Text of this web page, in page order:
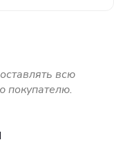
(в т. ч. в
Железо: 15 мг,
всю
покупателю.